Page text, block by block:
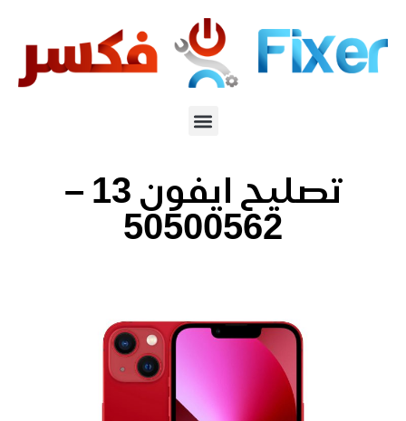
تصليح ايفون 13 –
50500562